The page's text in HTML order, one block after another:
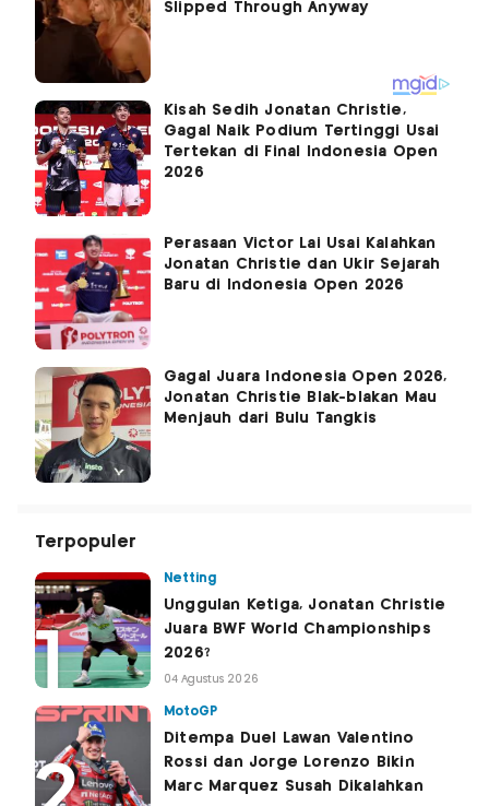
Kisah Sedih Jonatan Christie,
Gagal Naik Podium Tertinggi Usai
Tertekan di Final Indonesia Open
2026
Perasaan Victor Lai Usai Kalahkan
Jonatan Christie dan Ukir Sejarah
Baru di Indonesia Open 2026
Gagal Juara Indonesia Open 2026,
Jonatan Christie Blak-blakan Mau
Menjauh dari Bulu Tangkis
Terpopuler
Netting
Unggulan Ketiga, Jonatan Christie
Juara BWF World Championships
2026?
04 Agustus 2026
MotoGP
Ditempa Duel Lawan Valentino
Rossi dan Jorge Lorenzo Bikin
Marc Marquez Susah Dikalahkan